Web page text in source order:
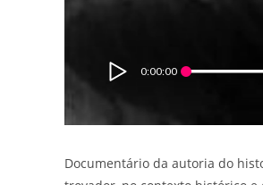
0:00:00
Documentário da autoria do